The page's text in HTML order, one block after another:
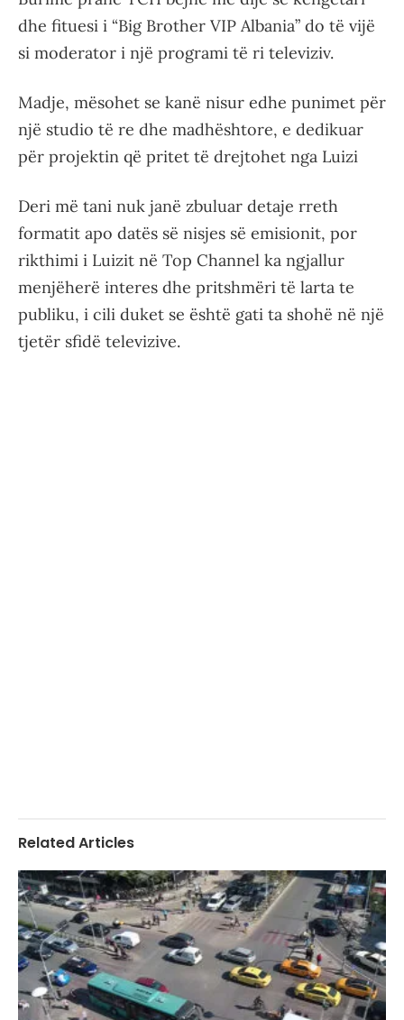
dhe fituesi i “Big Brother VIP Albania” do të vijë
si moderator i një programi të ri televiziv.
Madje, mësohet se kanë nisur edhe punimet për
një studio të re dhe madhështore, e dedikuar
për projektin që pritet të drejtohet nga Luizi
Deri më tani nuk janë zbuluar detaje rreth
formatit apo datës së nisjes së emisionit, por
rikthimi i Luizit në Top Channel ka ngjallur
menjëherë interes dhe pritshmëri të larta te
publiku, i cili duket se është gati ta shohë në një
tjetër sfidë televizive.
Related Articles